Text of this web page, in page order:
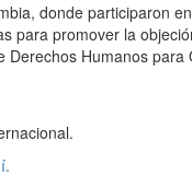
donde participaron
para promover la
Humanos